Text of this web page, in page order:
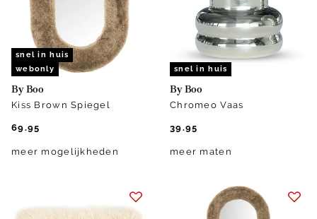
snel in huis
webonly
By Boo
Kiss Brown Spiegel
69.95
meer mogelijkheden
snel in huis
By Boo
Chromeo Vaas
39.95
meer maten